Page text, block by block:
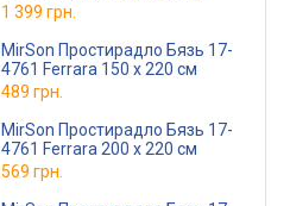
1 399 грн.
MirSon Простирадло Бязь 17-
4761 Ferrara 150 х 220 см
489 грн.
MirSon Простирадло Бязь 17-
4761 Ferrara 200 х 220 см
569 грн.